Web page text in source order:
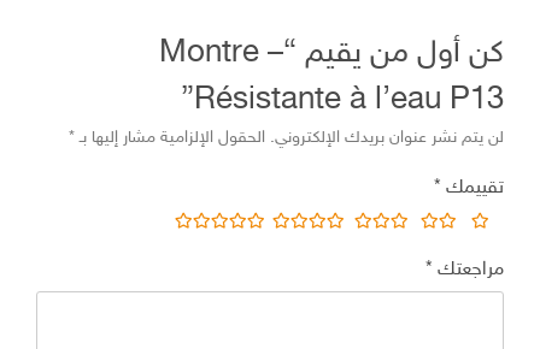
كن أول من يقيم “Montre –
Résistante à l’eau P13”
لن يتم نشر عنوان بريدك الإلكتروني. الحقول الإلزامية مشار إليها بـ
تقييمك*
مراجعتك*